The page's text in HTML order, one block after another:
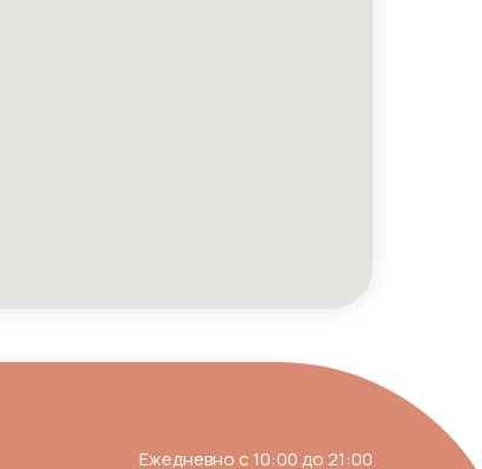
Ежедневно с 10:00 до 21:00